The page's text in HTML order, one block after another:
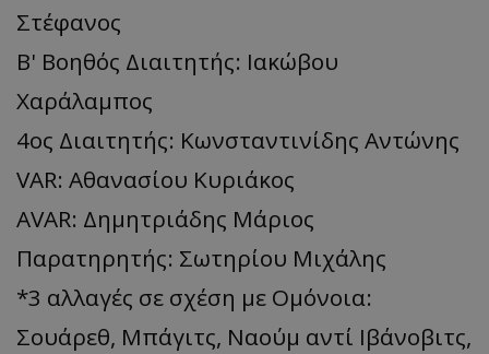
Στέφανος
Β' Βοηθός Διαιτητής: Ιακώβου
Χαράλαμπος
4ος Διαιτητής: Κωνσταντινίδης Αντώνης
VAR: Αθανασίου Κυριάκος
AVAR: Δημητριάδης Μάριος
Παρατηρητής: Σωτηρίου Μιχάλης
*3 αλλαγές σε σχέση με Ομόνοια:
Σουάρεθ, Μπάγιτς, Ναούμ αντί Ιβάνοβιτς,